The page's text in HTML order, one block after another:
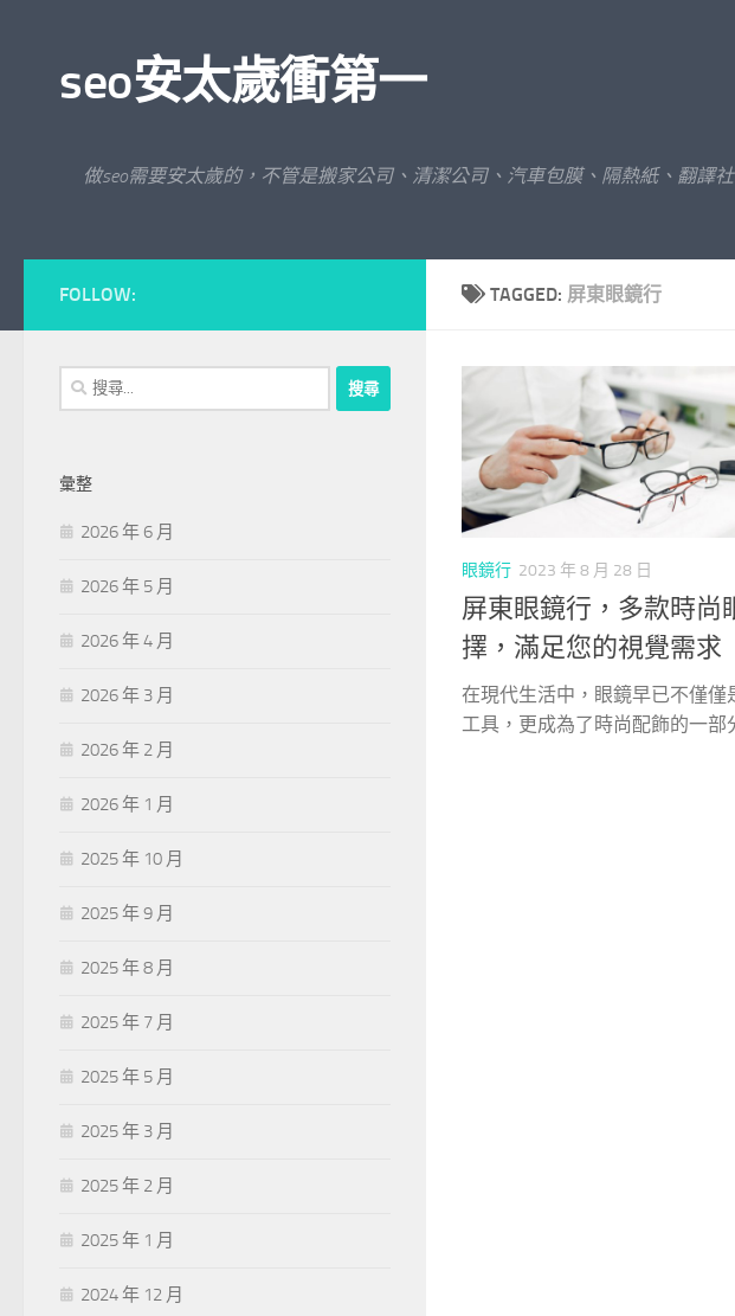
seo安太歲衝第一
做seo需要安太歲的，不管是搬家公司、清潔公司、汽車包膜、隔熱紙、翻
TAGGED: 屏東眼鏡行
眼鏡行 2023 年 8 月 28 日
屏東眼鏡行，多款時尚
擇，滿足您的視覺需求
在現代生活中，眼鏡早已不僅僅
工具，更成為了時尚配飾的一部
FOLLOW:
搜
尋
字:
彙整
2026 年 6 月
2026 年 5 月
2026 年 4 月
2026 年 3 月
2026 年 2 月
2026 年 1 月
2025 年 10 月
2025 年 9 月
2025 年 8 月
2025 年 7 月
2025 年 5 月
2025 年 3 月
2025 年 2 月
2025 年 1 月
2024 年 12 月